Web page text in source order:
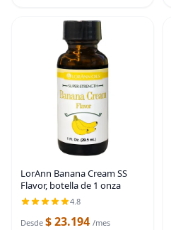
LorAnn Banana Cream SS
Flavor, botella de 1 onza
4.8
Desde $ 23.194 /mes